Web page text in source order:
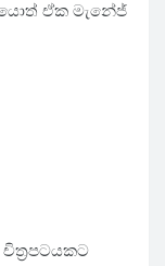
ඒක මැනේජ්